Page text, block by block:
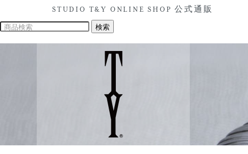
STUDIO T&Y ONLINE SHOP 公式通販